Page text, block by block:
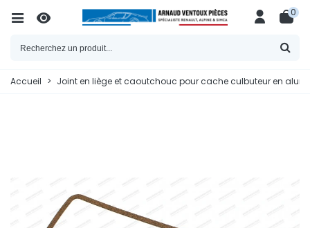
0
Accueil > Joint en liège et caoutchouc pour cache culbuteur en